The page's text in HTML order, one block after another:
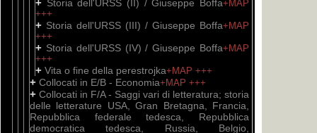
+ Storia dell'URSS (II) / Giuseppe Boffa+MAP
+++
+ Storia dell'URSS (III) / Giuseppe Boffa+MAP
+++
+ Storia dell'URSS (IV) / Giuseppe Boffa+MAP
+++
+ Vita o fine della perestrojka+MAP +++
+ Collocati in E/B - Economia+MAP +++
+ Collocati in F/A - Saggi vari di letteratura; storia
delle letterature USA, Gran Bretagna, Francia,
Repubblica federale tedesca, Repubblica
democratica tedesca, Russia, Belgio,